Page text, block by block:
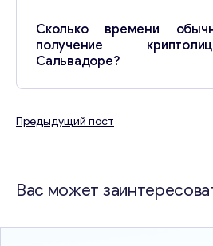
Сколько времени
получение
Сальвадоре?
записям
Предыдущий пост
Вас может